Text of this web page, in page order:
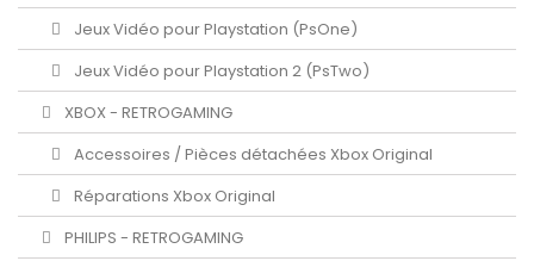
Jeux Vidéo pour Playstation (PsOne)
Jeux Vidéo pour Playstation 2 (PsTwo)
XBOX - RETROGAMING
Accessoires / Pièces détachées Xbox Original
Réparations Xbox Original
PHILIPS - RETROGAMING